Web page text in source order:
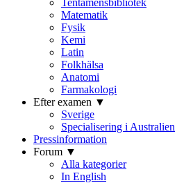
Matematik
Fysik
Kemi
Latin
Folkhälsa
Anatomi
Farmakologi
Efter examen ▼
Sverige
Specialisering i Australien
Pressinformation
Forum ▼
Alla kategorier
In English